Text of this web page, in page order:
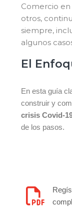
Comercio
otros,
siempre,
algunos
El
En esta guía
construir y
crisis Covid-
de los pasos.